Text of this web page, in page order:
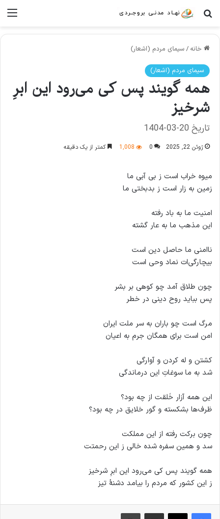
جستجو برای
خانه / سیمای مردم (اشعار)
سیمای مردم (اشعار)
همه گویند پس کی می‌رود این ابرِ
شرخیز
تاریخ 20-03-1404
ژوئن 22, 2025 0
1,008 کمتر از یک دقیقه
میوه خراب است ز بی‌ آبی ما
زمین به زار است ز بدبختی ما
امنیت ما به باد رفته
این مذهب ما به عار گشته
ناامنی ما حاصل دین است
بیچارگی‌ات نماد وحی است
چون طلاق آمد چو کوهی بر بشر
پس بباید روح دینی در خطر
مرگ است چو باران به سر ملت ایران
امن است برای همگان جرم به اعیان
کشتن و له کردن و آوارگی
شد به ما سوغاتِ این درماندگی
این همه آزار خَلقت از چه بود؟
ظرف‌ها بشکسته و گور خلایق در چه بود؟
چون برکت رفته از این مملکت
سد و همین سفره شده خالی ز این رحمتت
همه گویند پس کی می‌رود این ابرِ شرخیز
ز این کشور که مردم را بیامد دشنهٔ تیز
اشتراک گذاری از طریق ایمیل